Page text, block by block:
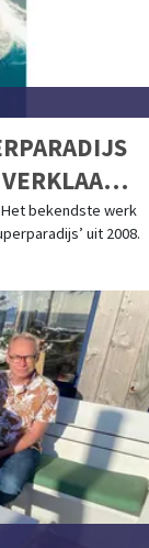
Het bekendste werk
uit 2008.